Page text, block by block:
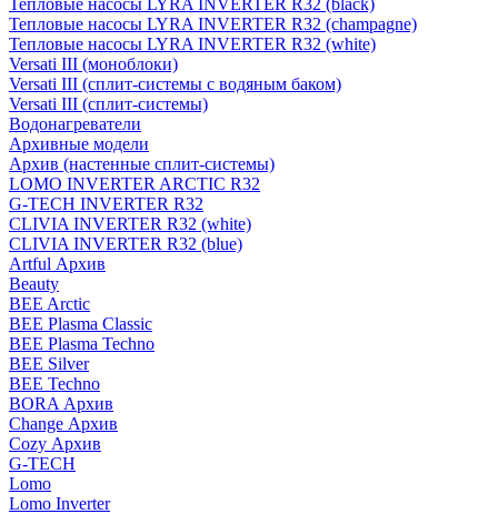
Тепловые насосы LYRA INVERTER R32 (black)
Тепловые насосы LYRA INVERTER R32 (champagne)
Тепловые насосы LYRA INVERTER R32 (white)
Versati III (моноблоки)
Versati III (сплит-системы с водяным баком)
Versati III (сплит-системы)
Водонагреватели
Архивные модели
Архив (настенные сплит-системы)
LOMO INVERTER ARCTIC R32
G-TECH INVERTER R32
CLIVIA INVERTER R32 (white)
CLIVIA INVERTER R32 (blue)
Artful Архив
Beauty
BEE Arctic
BEE Plasma Classic
BEE Plasma Techno
BEE Silver
BEE Techno
BORA Архив
Change Архив
Cozy Архив
G-TECH
Lomo
Lomo Inverter